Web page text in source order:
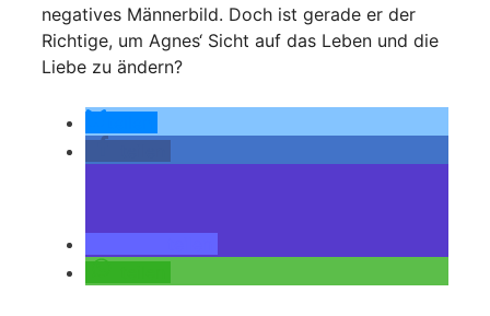
negatives Männerbild. Doch ist gerade er der
Richtige, um Agnes‘ Sicht auf das Leben und die
Liebe zu ändern?